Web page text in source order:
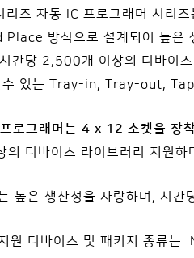
자동 IC 프로그래머 시리
방식으로 설계되어 높은 생
2,500개 이상의 디바이스를
있는 Tray-in, Tray-out,
로그래머는 4 x 12 소켓을 장
이스 라이브러리 지원하며,
생산성을 자랑하며, 시간
바이스 및 패키지 종류는